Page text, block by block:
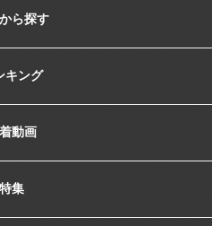
ら探す
キング
動画
特集